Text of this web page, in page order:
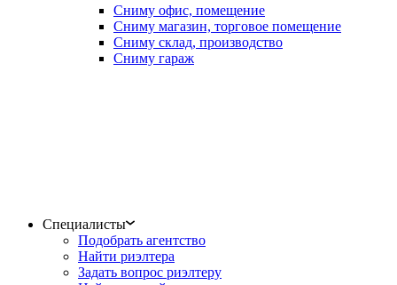
Сниму офис, помещение
Сниму магазин, торговое помещение
Сниму склад, производство
Сниму гараж
Специалисты
Подобрать агентство
Найти риэлтера
Задать вопрос риэлтеру